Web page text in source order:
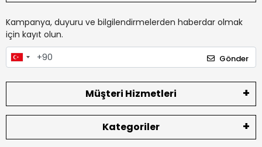
Kampanya, duyuru ve bilgilendirmelerden haberdar olmak
için kayıt olun.
Gönder
Müşteri Hizmetleri
Kategoriler